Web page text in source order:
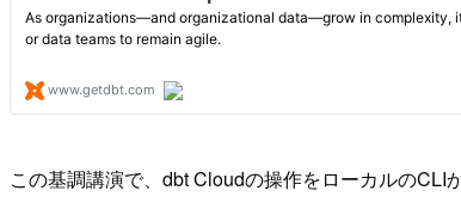
この基調講演で、dbt Cloudの操作をローカルの